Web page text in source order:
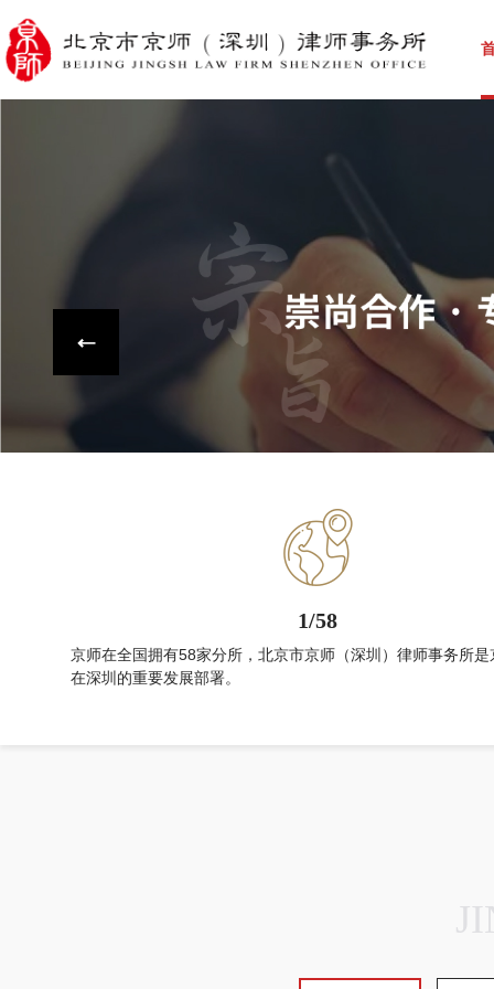
1/58
京师在全国拥有58家分所，北京市京师（深圳）律师事务所是
在深圳的重要发展部署。